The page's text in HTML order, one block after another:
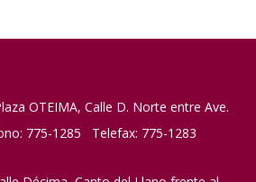
OTEIMA, Calle D. Norte entre Ave.
775-1285 Telefax: 775-1283